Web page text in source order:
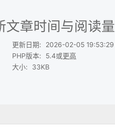
文章时间与阅读量
更新日期: 2026-02-05 19:53:29
PHP版本: 5.4或更高
大小: 33KB